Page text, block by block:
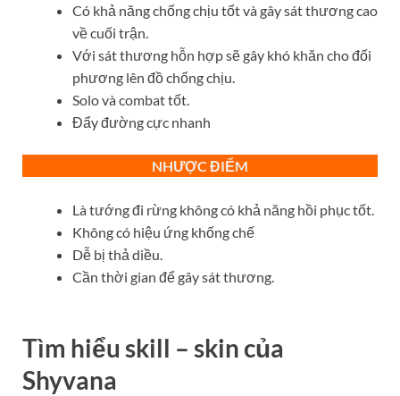
Có khả năng chống chịu tốt và gây sát thương cao
về cuối trận.
Với sát thương hỗn hợp sẽ gây khó khăn cho đối
phương lên đồ chống chịu.
Solo và combat tốt.
Đẩy đường cực nhanh
NHƯỢC ĐIỂM
Là tướng đi rừng không có khả năng hồi phục tốt.
Không có hiệu ứng khống chế
Dễ bị thả diều.
Cần thời gian để gây sát thương.
Tìm hiểu skill – skin của
Shyvana